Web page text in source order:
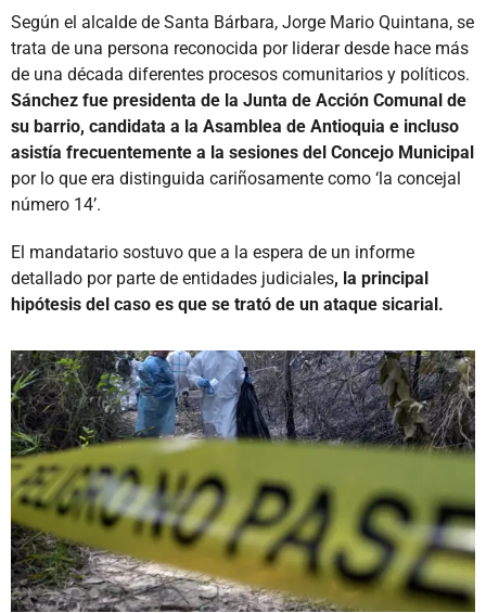
Según el alcalde de Santa Bárbara, Jorge Mario Quintana, se
trata de una persona reconocida por liderar desde hace más
de una década diferentes procesos comunitarios y políticos.
Sánchez fue presidenta de la Junta de Acción Comunal de
su barrio, candidata a la Asamblea de Antioquia e incluso
asistía frecuentemente a la sesiones del Concejo Municipal
por lo que era distinguida cariñosamente como ‘la concejal
número 14’.
El mandatario sostuvo que a la espera de un informe
detallado por parte de entidades judiciales, la principal
hipótesis del caso es que se trató de un ataque sicarial.